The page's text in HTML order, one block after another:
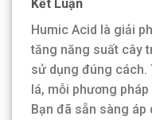
Kết Luận
Humic Acid là giải
tăng năng suất cây
sử dụng đúng cách.
lá, mỗi phương
Bạn đã sẵn sàng áp